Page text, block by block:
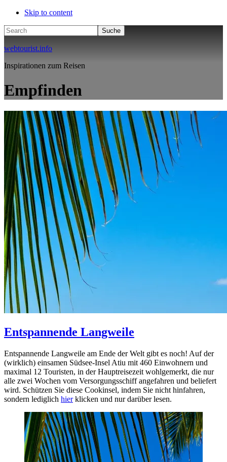
Skip to content
Search
webtourist.info
Inspirationen zum Reisen
Empfinden
Entspannende Langweile
Entspannende Langweile am Ende der Welt gibt es noch! Auf der
(wirklich) einsamen Südsee-Insel Atiu mit 460 Einwohnern und
maximal 12 Touristen, in der Hauptreisezeit wohlgemerkt, die nur
alle zwei Wochen vom Versorgungsschiff angefahren und beliefert
wird. Schützen Sie diese Cookinsel, indem Sie nicht hinfahren,
sondern lediglich hierklicken und nur darüber lesen.